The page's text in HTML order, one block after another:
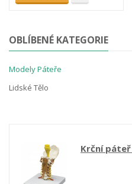
OBLÍBENÉ KATEGORIE
Modely Páteře
Lidské Tělo